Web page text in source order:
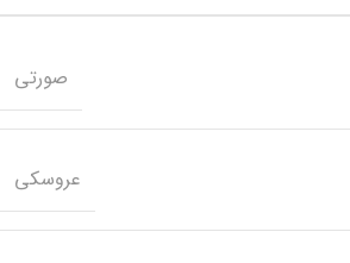
صورتی
عروسکی